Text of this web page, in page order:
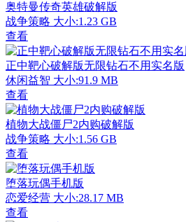
奥特曼传奇英雄破解版
战争策略 大小:1.23 GB
查看
正中靶心破解版无限钻石不用实名版
休闲益智 大小:91.9 MB
查看
植物大战僵尸2内购破解版
战争策略 大小:1.56 GB
查看
堕落玩偶手机版
恋爱经营 大小:28.17 MB
查看